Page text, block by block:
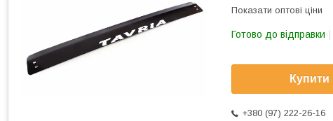
Показати оптові ціни
Готово до відправки
Купити
+380 (97) 222-26-16